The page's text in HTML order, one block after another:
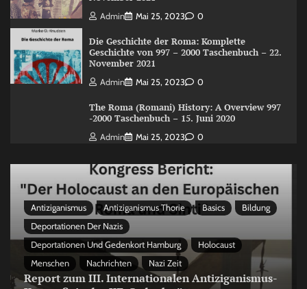
Admin Mai 25, 2023 0
Die Geschichte der Roma: Komplette
Geschichte von 997 – 2000 Taschenbuch – 22.
November 2021
Admin Mai 25, 2023 0
The Roma (Romani) History: A Overview 997
-2000 Taschenbuch – 15. Juni 2020
Admin Mai 25, 2023 0
Antiziganismus Antiziganismus Thorie Basics
Bildung
Deportationen Der Nazis
Deportationen Und Gedenkort Hamburg
Holocaust
Menschen
Nachrichten Nazi Zeit
Report zum III. Internationalen Antiziganismus-